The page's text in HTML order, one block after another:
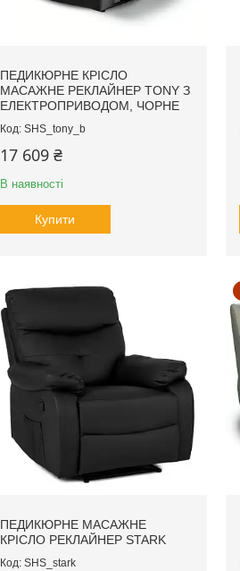
ПЕДИКЮРНЕ КРІСЛО
МАСАЖНЕ РЕКЛАЙНЕР TONY З
ЕЛЕКТРОПРИВОДОМ, ЧОРНЕ
SHS_tony_b
17 609 ₴
В наявності
Купити
ПЕДИКЮРНЕ МАСАЖНЕ
КРІСЛО РЕКЛАЙНЕР STARK
SHS_stark